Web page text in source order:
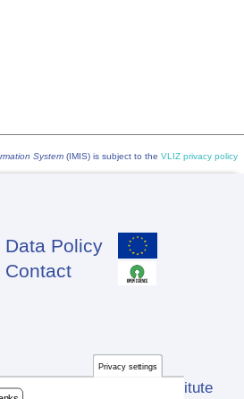
System (IMIS) is subject to the VLIZ privacy policy
Footer
Data Policy
Contact
by Flanders Marine Institute
Privacy settings